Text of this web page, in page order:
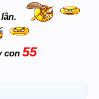
con 55